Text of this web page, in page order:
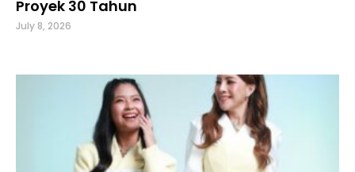
Proyek 30 Tahun
July 8, 2026